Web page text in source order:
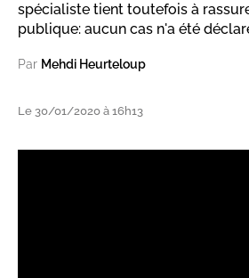
spécialiste tient toutefois à
publique: aucun cas n'a été
Par Mehdi Heurteloup
Le 30/01/2020 à 16h13